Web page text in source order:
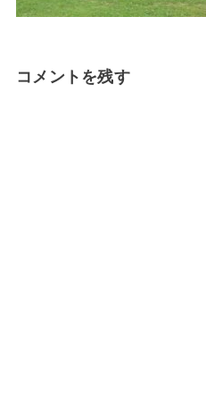
コメントを残す